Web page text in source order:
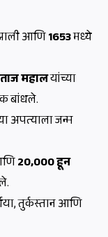
आणि1653मध्ये
महालयांच्या
बांधले.
अपत्याला जन्म
20,000 हून
तुर्कस्तान आणि